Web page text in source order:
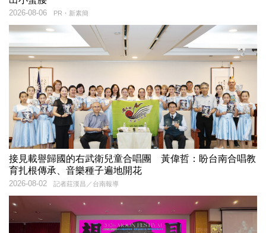
PR・新素簡
2026-08-06
接見載譽歸國的右武衛兒童合唱團 黃偉哲：盼台南合唱教
育扎根傳承、音樂種子遍地開花
記者莊漢昌／台南報導
2026-08-02